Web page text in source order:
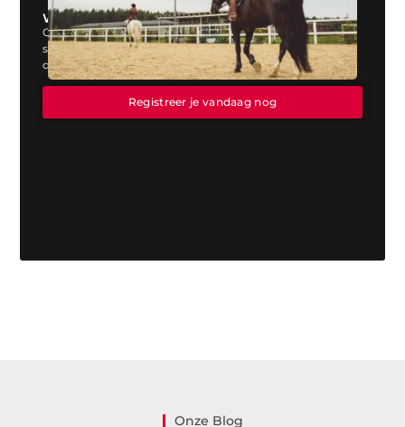
Wil jij ook een blog plaatsen op onze website?
Ons platform biedt jou de perfecte mogelijkheid om jouw
stem te laten horen. Registreer vandaag nog en start
direct met publiceren!
Registreer je vandaag nog
Onze Blog